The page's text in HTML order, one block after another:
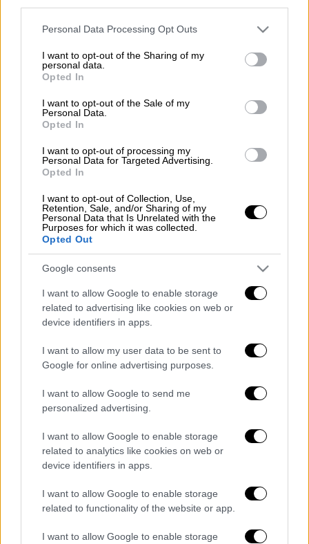
Please note that this website/app uses one or more Google
not limited to your visit or usage behaviour. You may click to
grant or deny consent to Google and its third-party tags to
use your data for below specified purposes in below Google
consent section.
Personal Data Processing Opt Outs
I want to opt-out of the Sharing of my
personal data.
Opted In
I want to opt-out of the Sale of my
Personal Data.
Opted In
I want to opt-out of processing my
Personal Data for Targeted Advertising.
Opted In
I want to opt-out of Collection, Use,
Retention, Sale, and/or Sharing of my
Personal Data that Is Unrelated with the
Purposes for which it was collected.
Opted Out
Google consents
I want to allow Google to enable storage
related to advertising like cookies on web or
device identifiers in apps.
I want to allow my user data to be sent to
Google for online advertising purposes.
I want to allow Google to send me
personalized advertising.
I want to allow Google to enable storage
related to analytics like cookies on web or
device identifiers in apps.
I want to allow Google to enable storage
related to functionality of the website or app.
I want to allow Google to enable storage
κανείς να κατανοήσει τις κινήσεις των
µαζών, όταν η πρώτη κίνηση που
αντιλαµβάνεται είναι τελείως διαφορετική
προηγούµενη φάση. Αυτός είναι και ο λόγος
που η σύγχρονη λογοτεχνία προσπαθεί να
αποδώσει τη συναίσθηση των πραγµάτων.
∆έστε τώρα πώς οι εκλογές αποκτούν
ουδέτερα χαρακτηριστικά.
Οι διάφορες παρατάξεις αναζητούν λύσεις
πέρα και έξω από τη γραφειοκρατία. Και
αναζητούν τις φόρµες εκείνες που θα
εκφράζουν µε µεγαλύτερη πιστότητα την
πράγµατα; Μάθαµε σε έναν τρόπο
παραδοσιακό, δύσκολο και πολύ δεδοµένο.
διαφορετικούς τρόπους. Τα παραδοσιακά
δεδοµένα στοµώνουν τη σκέψη και οδηγούν
σε µοντέλα που καταλήγουν πάντα στο ένα
συν ένα κάνει δύο.
Ας κάνω λοιπόν µια συντηρητική πρόβλεψη.
Αυτές οι εκλογές θα είναι οι πιο βαρετές
εκλογές ever. ∆εν έχουν να προσφέρουν κάτι
µεγάλο, εντυπωσιακό, ανατρεπτικό. Μόνο
µικροδιορθώσεις στο επίπεδο της